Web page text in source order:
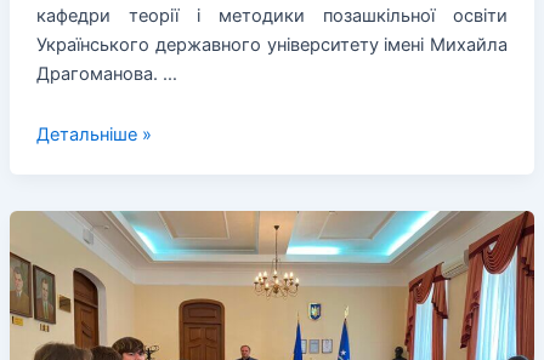
кафедри теорії і методики позашкільної освіти
Українського державного університету імені Михайла
Драгоманова. …
Секційне
теорії
методики
позашкільної
освіти
Детальніше »